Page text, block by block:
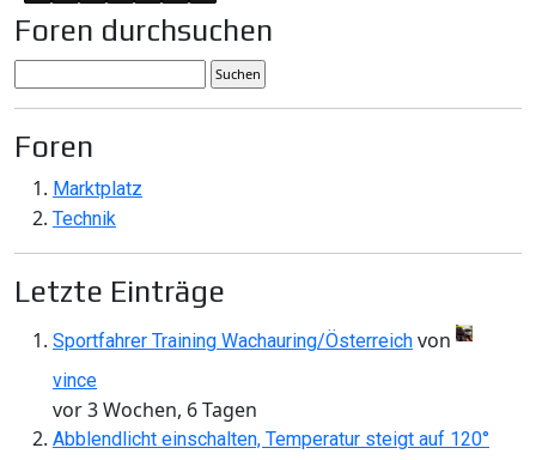
Foren durchsuchen
Foren
Marktplatz
Technik
Letzte Einträge
Sportfahrer Training Wachauring/Österreich von
vince
vor 3 Wochen, 6 Tagen
Abblendlicht einschalten, Temperatur steigt auf 120°